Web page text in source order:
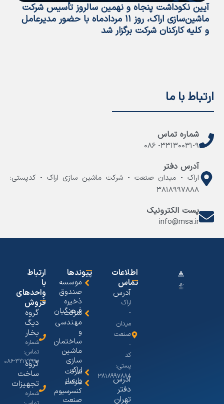
آیین نکوداشت پنجاه و نهمین سالروز تأسیس شرکت
ماشین‌سازی اراک، روز ۱۱ مردادماه با حضور مدیرعامل
و کلیه کارکنان شرکت برگزار شد
ارتباط با ما
شماره تماس
۳۳۱۳۰۰۳۱-۹- ۰۸۶
آدرس دفتر
اراک - میدان صنعت - شرکت ماشین سازی اراک - کدپستی:
۳۸۱۸۹۹۷۸۸۸
پست الکترونیک
info@msa.ir
اطلاعات
تماس
آدرس
اراک
-
میدان
صنعت
-
کد
پستی:
۳۸۱۸۹۹۷۸۸۸
آدرس
دفتر
تهران
پیوندها
موسسه
صندوق
ذخیره
فرهنگیان
شرکت
مهندسی
و
ساختمان
ماشین
سازی
اراک
شرکت
پایساز
شرکت
کنسرسیوم
صنعت
ارتباط
با
واحدهای
فروش
گروه
دیگ
بخار
شماره
تماس:
۳۲۱۷۲۹۹۰-۰۸۶
گروه
ساخت
تجهیزات
شماره